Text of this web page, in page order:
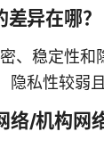
异在哪？
、稳定性和
隐私性较弱
/机构网